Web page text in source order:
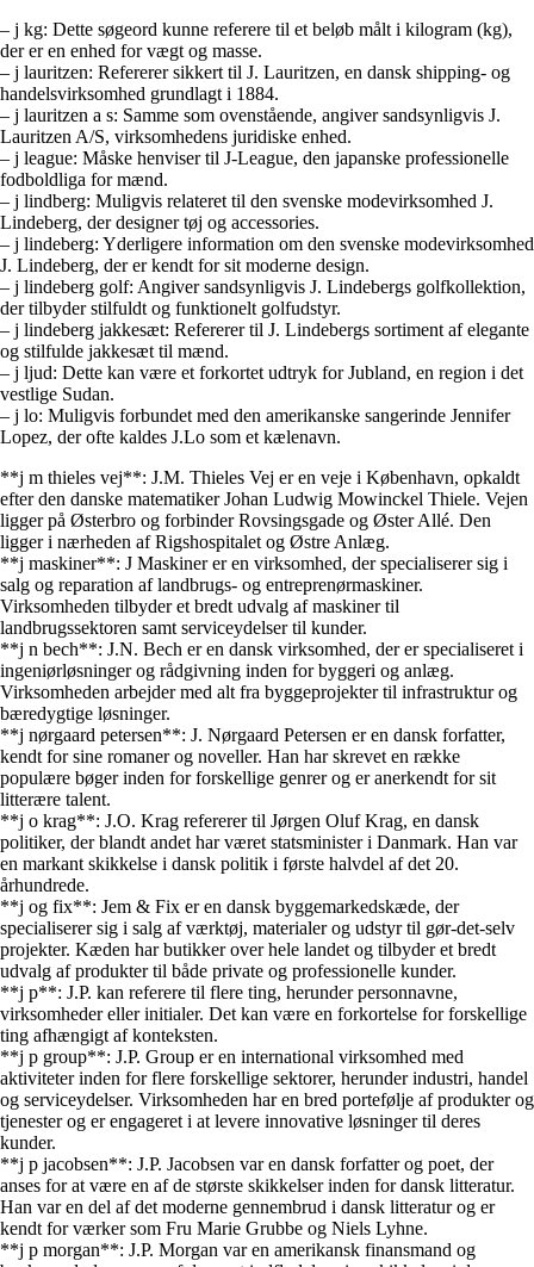
– j kg: Dette søgeord kunne referere til et beløb målt i kilogram (kg),
der er en enhed for vægt og masse.
– j lauritzen: Refererer sikkert til J. Lauritzen, en dansk shipping- og
handelsvirksomhed grundlagt i 1884.
– j lauritzen a s: Samme som ovenstående, angiver sandsynligvis J.
Lauritzen A/S, virksomhedens juridiske enhed.
– j league: Måske henviser til J-League, den japanske professionelle
fodboldliga for mænd.
– j lindberg: Muligvis relateret til den svenske modevirksomhed J.
Lindeberg, der designer tøj og accessories.
– j lindeberg: Yderligere information om den svenske modevirksomhed
J. Lindeberg, der er kendt for sit moderne design.
– j lindeberg golf: Angiver sandsynligvis J. Lindebergs golfkollektion,
der tilbyder stilfuldt og funktionelt golfudstyr.
– j lindeberg jakkesæt: Refererer til J. Lindebergs sortiment af elegante
og stilfulde jakkesæt til mænd.
– j ljud: Dette kan være et forkortet udtryk for Jubland, en region i det
vestlige Sudan.
– j lo: Muligvis forbundet med den amerikanske sangerinde Jennifer
Lopez, der ofte kaldes J.Lo som et kælenavn.
**j m thieles vej**: J.M. Thieles Vej er en veje i København, opkaldt
efter den danske matematiker Johan Ludwig Mowinckel Thiele. Vejen
ligger på Østerbro og forbinder Rovsingsgade og Øster Allé. Den
ligger i nærheden af Rigshospitalet og Østre Anlæg.
**j maskiner**: J Maskiner er en virksomhed, der specialiserer sig i
salg og reparation af landbrugs- og entreprenørmaskiner.
Virksomheden tilbyder et bredt udvalg af maskiner til
landbrugssektoren samt serviceydelser til kunder.
**j n bech**: J.N. Bech er en dansk virksomhed, der er specialiseret i
ingeniørløsninger og rådgivning inden for byggeri og anlæg.
Virksomheden arbejder med alt fra byggeprojekter til infrastruktur og
bæredygtige løsninger.
**j nørgaard petersen**: J. Nørgaard Petersen er en dansk forfatter,
kendt for sine romaner og noveller. Han har skrevet en række
populære bøger inden for forskellige genrer og er anerkendt for sit
litterære talent.
**j o krag**: J.O. Krag refererer til Jørgen Oluf Krag, en dansk
politiker, der blandt andet har været statsminister i Danmark. Han var
en markant skikkelse i dansk politik i første halvdel af det 20.
århundrede.
**j og fix**: Jem & Fix er en dansk byggemarkedskæde, der
specialiserer sig i salg af værktøj, materialer og udstyr til gør-det-selv
projekter. Kæden har butikker over hele landet og tilbyder et bredt
udvalg af produkter til både private og professionelle kunder.
**j p**: J.P. kan referere til flere ting, herunder personnavne,
virksomheder eller initialer. Det kan være en forkortelse for forskellige
ting afhængigt af konteksten.
**j p group**: J.P. Group er en international virksomhed med
aktiviteter inden for flere forskellige sektorer, herunder industri, handel
og serviceydelser. Virksomheden har en bred portefølje af produkter og
tjenester og er engageret i at levere innovative løsninger til deres
kunder.
**j p jacobsen**: J.P. Jacobsen var en dansk forfatter og poet, der
anses for at være en af de største skikkelser inden for dansk litteratur.
Han var en del af det moderne gennembrud i dansk litteratur og er
kendt for værker som Fru Marie Grubbe og Niels Lyhne.
**j p morgan**: J.P. Morgan var en amerikansk finansmand og